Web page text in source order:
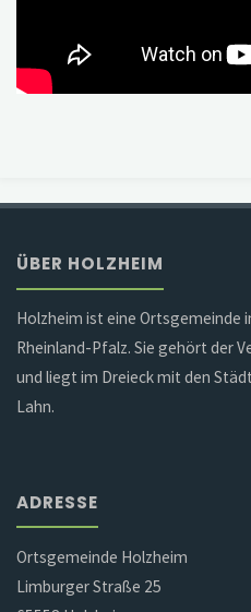
ÜBER HOLZHEIM
Holzheim ist eine Ortsgemeinde
Rheinland-Pfalz. Sie gehört der
und liegt im Dreieck mit den
Lahn.
ADRESSE
Ortsgemeinde Holzheim
Limburger Straße 25